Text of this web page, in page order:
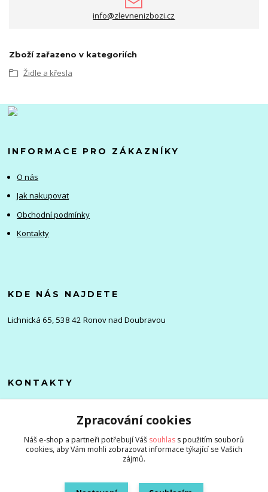
info@zlevnenizbozi.cz
Zboží zařazeno v kategoriích
Židle a křesla
INFORMACE PRO ZÁKAZNÍKY
O nás
Jak nakupovat
Obchodní podmínky
Kontakty
KDE NÁS NAJDETE
Lichnická 65, 538 42 Ronov nad Doubravou
KONTAKTY
+420 705 976 386
info@zlevnenizbozi.cz
Zpracování cookies
Náš e-shop a partneři potřebují Váš souhlas s použitím souborů
cookies, aby Vám mohli zobrazovat informace týkající se Vašich
zájmů.